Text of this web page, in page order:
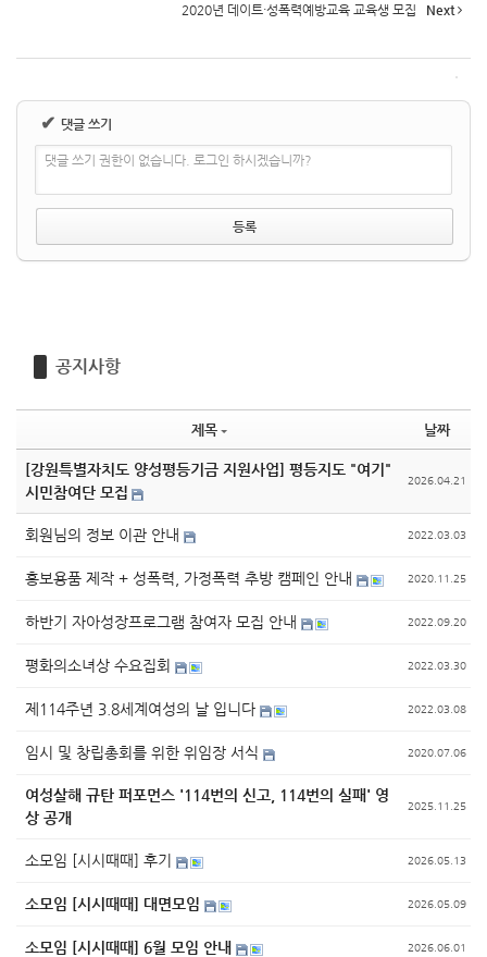
2020년 데이트·성폭력예방교육 교육생 모집 Next
✔ 댓글 쓰기
댓글 쓰기 권한이 없습니다. 로그인 하시겠습니까?
공지사항
제목 날짜
[강원특별자치도 양성평등기금 지원사업] 평등지도 "여기"
시민참여단 모집
2026.04.21
회원님의 정보 이관 안내 2022.03.03
홍보용품 제작 + 성폭력, 가정폭력 추방 캠페인 안내 2020.11.25
하반기 자아성장프로그램 참여자 모집 안내 2022.09.20
평화의소녀상 수요집회 2022.03.30
제114주년 3.8세계여성의 날 입니다 2022.03.08
임시 및 창립총회를 위한 위임장 서식 2020.07.06
여성살해 규탄 퍼포먼스 '114번의 신고, 114번의 실패' 영
상 공개
2025.11.25
소모임 [시시때때] 후기 2026.05.13
소모임 [시시때때] 대면모임 2026.05.09
소모임 [시시때때] 6월 모임 안내 2026.06.01